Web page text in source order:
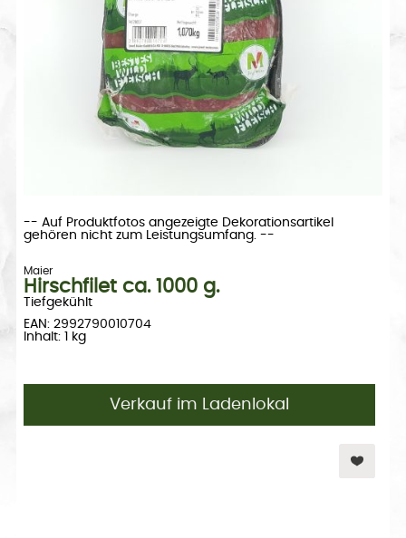
-- Auf Produktfotos angezeigte Dekorationsartikel
gehören nicht zum Leistungsumfang. --
Maier
Hirschfilet ca. 1000 g.
Tiefgekühlt
EAN: 2992790010704
Inhalt: 1 kg
Verkauf im Ladenlokal